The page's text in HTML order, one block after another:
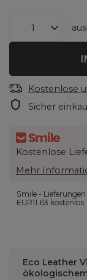
aus
Kostenlose
Sicher
Kostenlose
Mehr
Smile -
EUR11.63 kostenlos.
Eco Leather